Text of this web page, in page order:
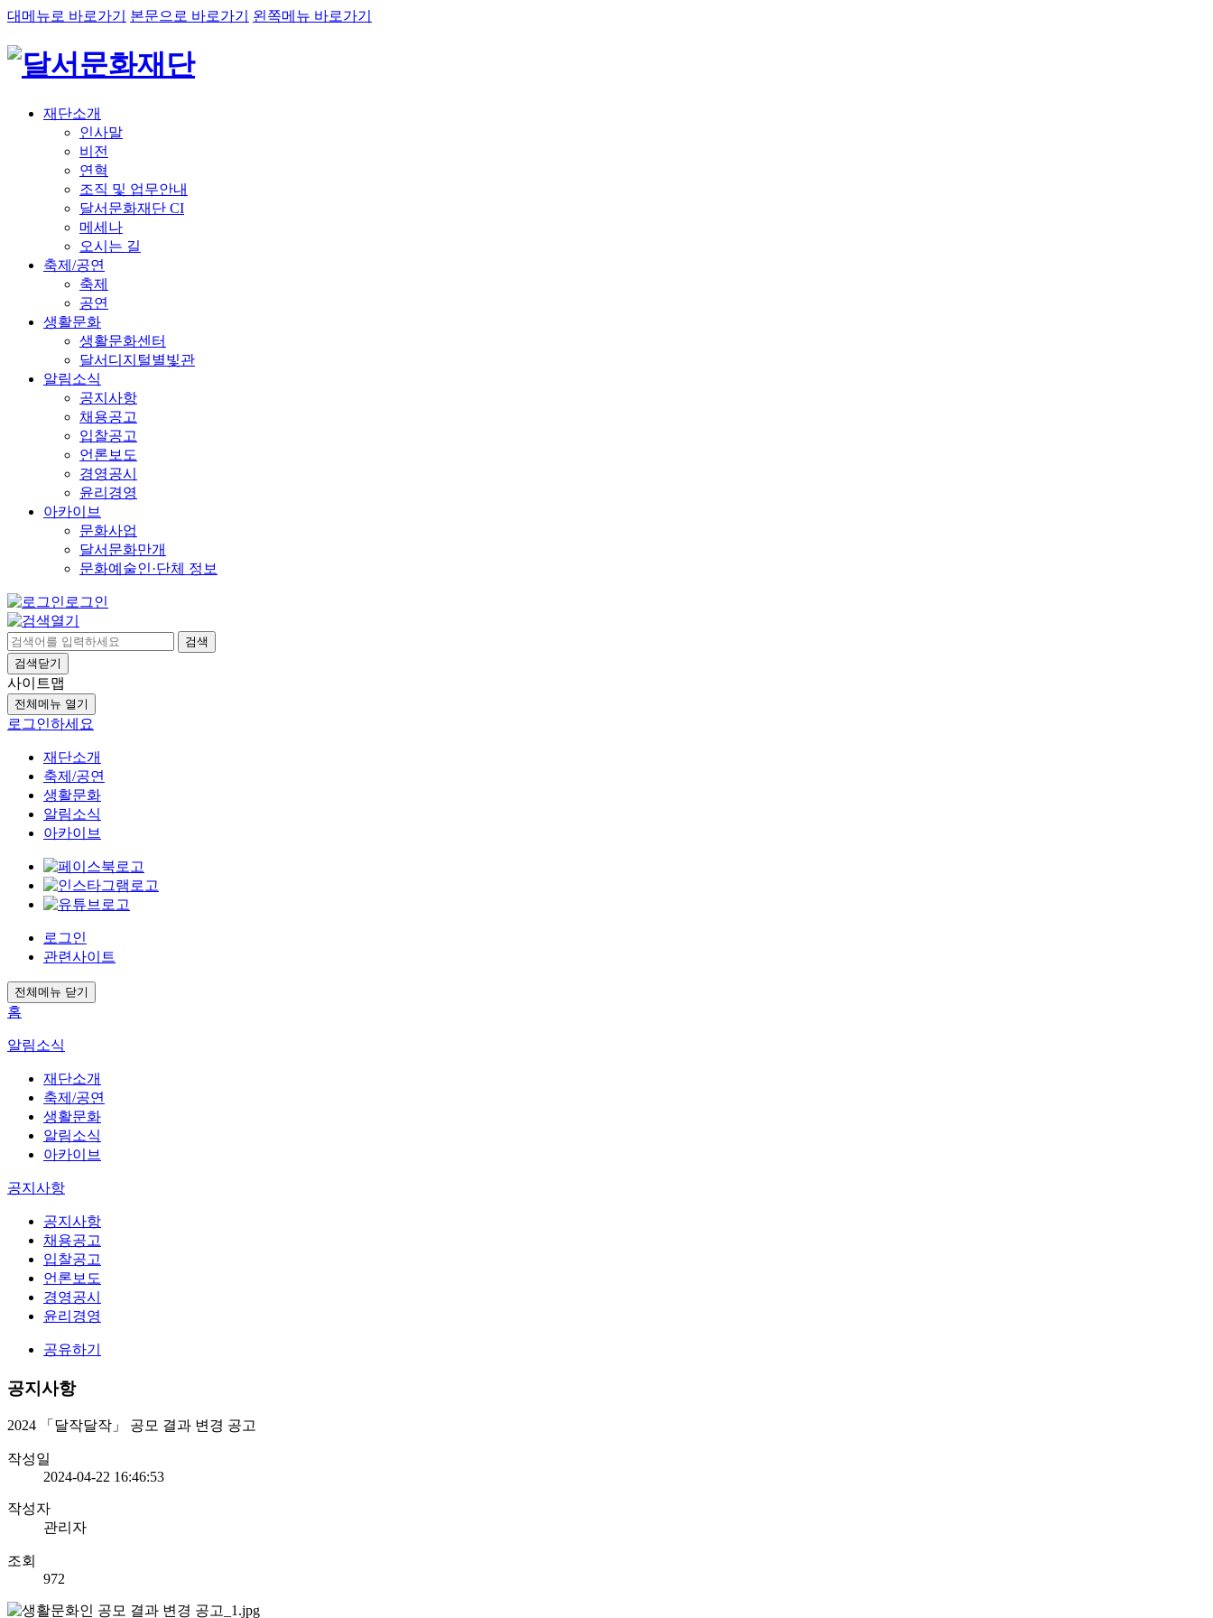
대메뉴로 바로가기 본문으로 바로가기 왼쪽메뉴 바로가기
재단소개
인사말
비전
연혁
조직 및 업무안내
달서문화재단 CI
메세나
오시는 길
축제/공연
축제
공연
생활문화
생활문화센터
달서디지털별빛관
알림소식
공지사항
채용공고
입찰공고
언론보도
경영공시
윤리경영
아카이브
문화사업
달서문화만개
문화예술인·단체 정보
로그인
검색
검색닫기
사이트맵
전체메뉴 열기
로그인하세요
재단소개
축제/공연
생활문화
알림소식
아카이브
로그인
관련사이트
전체메뉴 닫기
홈
알림소식
재단소개
축제/공연
생활문화
알림소식
아카이브
공지사항
공지사항
채용공고
입찰공고
언론보도
경영공시
윤리경영
공유하기
공지사항
2024 「달작달작」 공모 결과 변경 공고
작성일
2024-04-22 16:46:53
작성자
관리자
조회
972